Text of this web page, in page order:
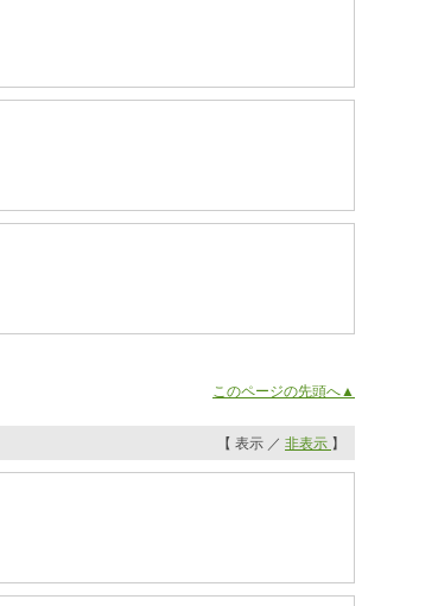
このページの先頭へ▲
【 表示 ／ 非表示 】